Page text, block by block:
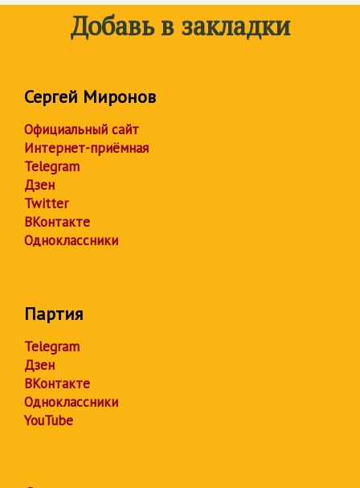
Добавь в закладки
Сергей Миронов
Официальный сайт
Интернет-приёмная
Telegram
Дзен
Twitter
ВКонтакте
Одноклассники
Партия
Telegram
Дзен
ВКонтакте
Одноклассники
YouTube